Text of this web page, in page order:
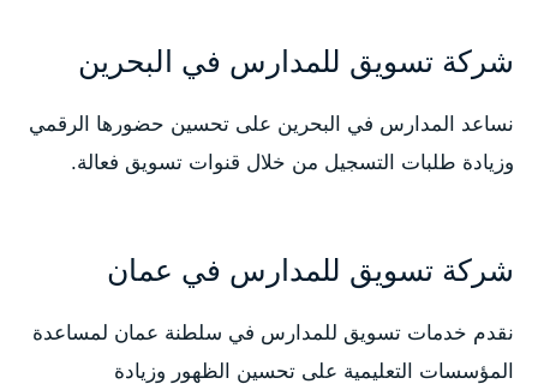
شركة تسويق للمدارس في البحرين
نساعد المدارس في البحرين على تحسين حضورها الرقمي
وزيادة طلبات التسجيل من خلال قنوات تسويق فعالة.
شركة تسويق للمدارس في عمان
نقدم خدمات تسويق للمدارس في سلطنة عمان لمساعدة
المؤسسات التعليمية على تحسين الظهور وزيادة